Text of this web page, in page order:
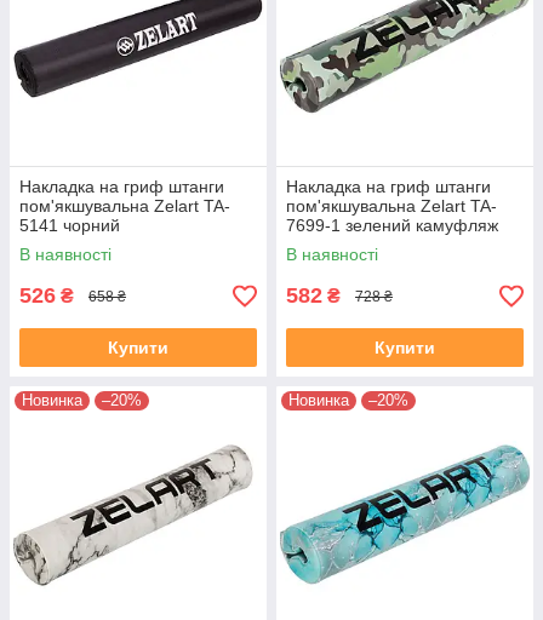
Накладка на гриф штанги
пом'якшувальна Zelart TA-
5141 чорний
В наявності
526 ₴ 658 ₴
Купити
Накладка на гриф штанги
пом'якшувальна Zelart TA-
7699-1 зелений камуфляж
В наявності
582 ₴ 728 ₴
Купити
Новинка –20% Новинка –20%